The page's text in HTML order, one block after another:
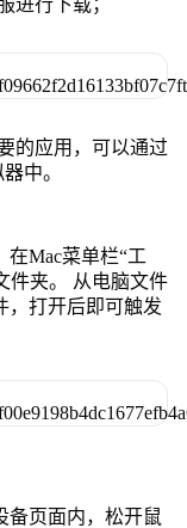
进行下载；
的应用，可以通过
中。
在Mac菜单栏“工
件夹。 从电脑文件
，打开后即可触发
备页面内，松开鼠